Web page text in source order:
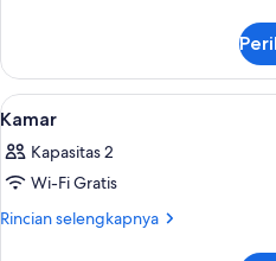
Kamar
Lihat
semua
foto
untuk
Kamar
6
Kamar
Kapasitas 2
Wi-Fi Gratis
Rincian selengkapnya
Rincian